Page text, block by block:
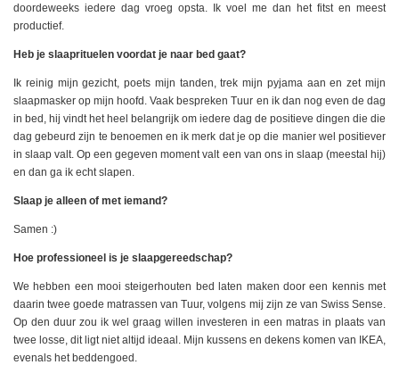
doordeweeks iedere dag vroeg opsta. Ik voel me dan het fitst en meest
productief.
Heb je slaaprituelen voordat je naar bed gaat?
Ik reinig mijn gezicht, poets mijn tanden, trek mijn pyjama aan en zet mijn
slaapmasker op mijn hoofd. Vaak bespreken Tuur en ik dan nog even de dag
in bed, hij vindt het heel belangrijk om iedere dag de positieve dingen die die
dag gebeurd zijn te benoemen en ik merk dat je op die manier wel positiever
in slaap valt. Op een gegeven moment valt een van ons in slaap (meestal hij)
en dan ga ik echt slapen.
Slaap je alleen of met iemand?
Samen :)
Hoe professioneel is je slaapgereedschap?
We hebben een mooi steigerhouten bed laten maken door een kennis met
daarin twee goede matrassen van Tuur, volgens mij zijn ze van Swiss Sense.
Op den duur zou ik wel graag willen investeren in een matras in plaats van
twee losse, dit ligt niet altijd ideaal. Mijn kussens en dekens komen van IKEA,
evenals het beddengoed.